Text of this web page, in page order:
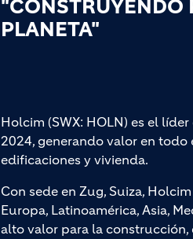
"CONSTRUYENDO
PLANETA"
Holcim (SWX: HOLN) es el
2024, generando valor en
edificaciones y vivienda.
Con sede en Zug, Suiza,
Europa, Latinoamérica, Asia,
alto valor para la construcción,